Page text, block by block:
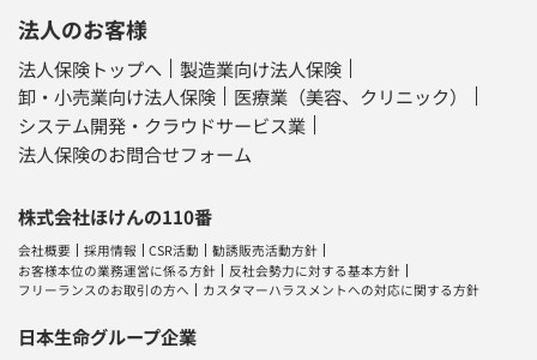
法人のお客様
法人保険トップへ
製造業向け法人保険
卸・小売業向け法人保険
医療業（美容、クリニック）
システム開発・クラウドサービス業
法人保険のお問合せフォーム
株式会社ほけんの110番
会社概要 採用情報 CSR活動
勧誘販売活動方針
お客様本位の業務運営に係る方針
反社会勢力に対する基本方針
フリーランスのお取引の方へ
カスタマーハラスメントへの対応に関する方針
日本生命グループ企業